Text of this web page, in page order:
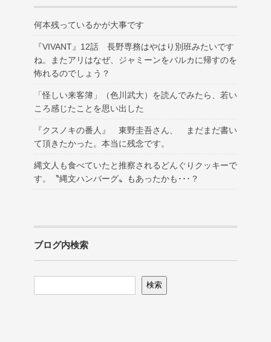
何本残っているかが大事です
『VIVANT』12話 長野専務はやはり別班みたいです
ね。またアリはなぜ、ジャミーンをバルカに帰すのを
怖れるのでしょう？
「怪しい来客簿」（色川武大）を読んでみたら、若い
ころ感じたことを思い出した
『クスノキの番人』 東野圭吾さん、 まだまだ書い
て頂きたかった。本当に残念です。
縄文人も食べていたと推察されるどんぐりクッキーで
す。〝縄文ハンバーグ〟もあったかも･･･？
ブログ内検索
検索